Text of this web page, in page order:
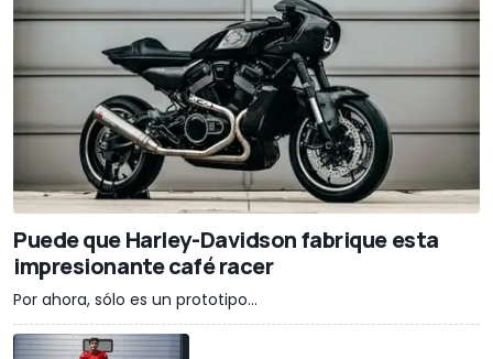
Puede que Harley-Davidson fabrique esta
impresionante café racer
Por ahora, sólo es un prototipo...